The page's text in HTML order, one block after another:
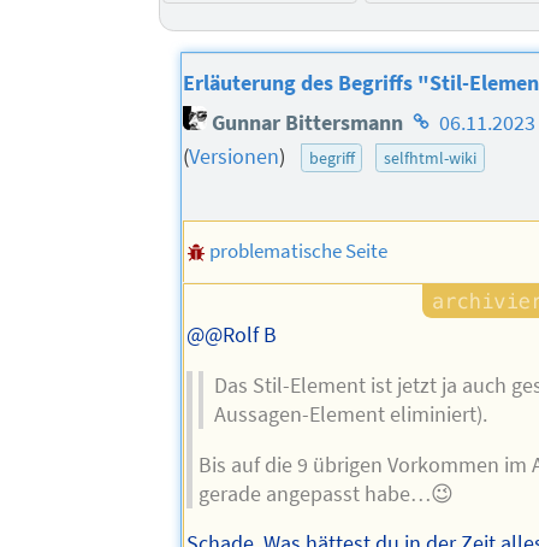
Erläuterung des Begriffs "Stil-
Gunnar Bittersmann Homepage
des
(Versionen) begriff selfhtml-wiki
problematische Seite
@@Rolf B
Das Stil-Element ist jetzt ja auch
Aussagen-Element eliminiert).
Bis auf die 9 übrigen Vorkommen im
gerade angepasst habe…😉